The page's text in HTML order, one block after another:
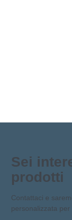
Sei
prodotti
Contattaci e
personalizzata